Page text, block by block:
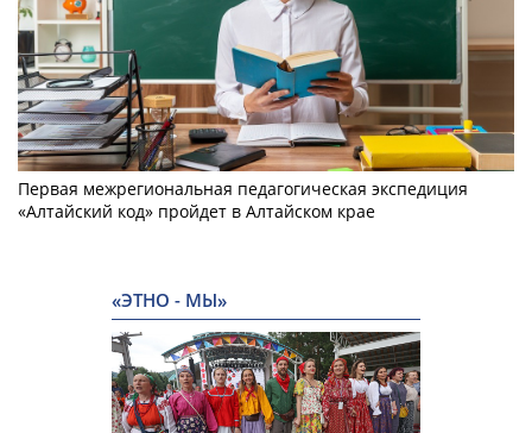
Первая межрегиональная педагогическая экспедиция
«Алтайский код» пройдет в Алтайском крае
«ЭТНО - МЫ»